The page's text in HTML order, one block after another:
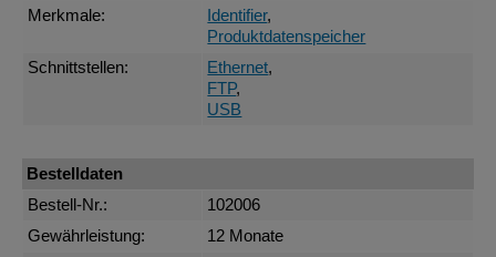
Merkmale:
Identifier,
Produktdatenspeicher
Schnittstellen:
Ethernet,
FTP,
USB
Bestelldaten
Bestell-Nr.:
102006
Gewährleistung:
12 Monate